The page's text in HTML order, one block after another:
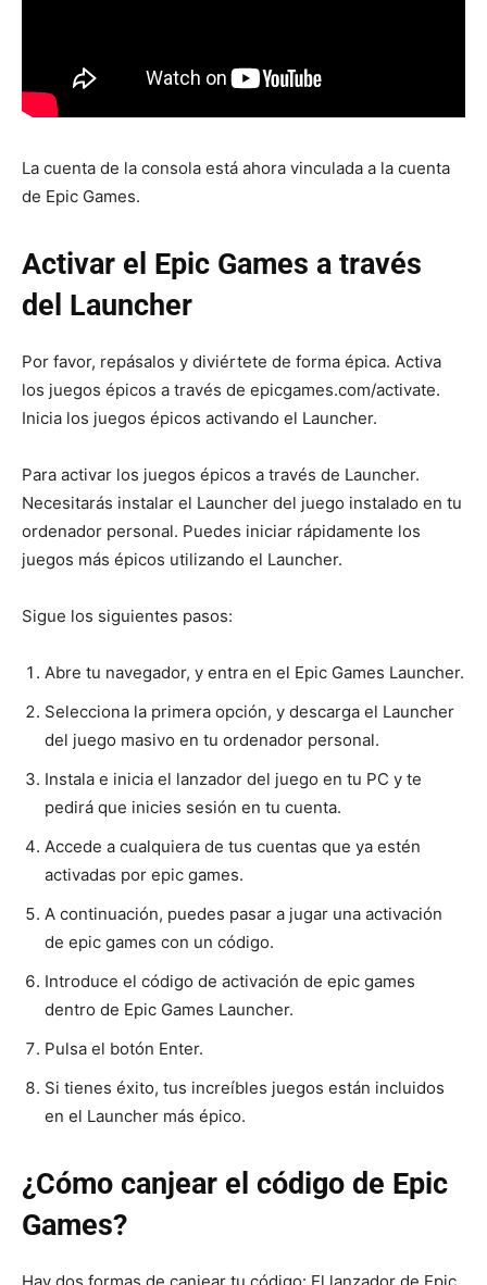
La cuenta de la consola está ahora vinculada a la cuenta
de Epic Games.
Activar el Epic Games a través
del Launcher
Por favor, repásalos y diviértete de forma épica. Activa
los juegos épicos a través de epicgames.com/activate.
Inicia los juegos épicos activando el Launcher.
Para activar los juegos épicos a través de Launcher.
Necesitarás instalar el Launcher del juego instalado en tu
ordenador personal. Puedes iniciar rápidamente los
juegos más épicos utilizando el Launcher.
Sigue los siguientes pasos:
Abre tu navegador, y entra en el Epic Games Launcher.
Selecciona la primera opción, y descarga el Launcher
del juego masivo en tu ordenador personal.
Instala e inicia el lanzador del juego en tu PC y te
pedirá que inicies sesión en tu cuenta.
Accede a cualquiera de tus cuentas que ya estén
activadas por epic games.
A continuación, puedes pasar a jugar una activación
de epic games con un código.
Introduce el código de activación de epic games
dentro de Epic Games Launcher.
Pulsa el botón Enter.
Si tienes éxito, tus increíbles juegos están incluidos
en el Launcher más épico.
¿Cómo canjear el código de Epic
Games?